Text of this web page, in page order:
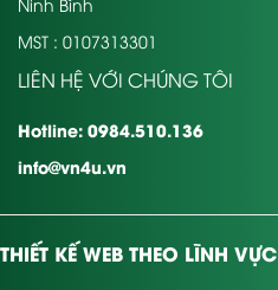
MST : 0107313301
LIÊN HỆ VỚI CHÚNG TÔI
Hotline: 0984.510.136
info@vn4u.vn
THIẾT KẾ WEB THEO LĨNH VỰC